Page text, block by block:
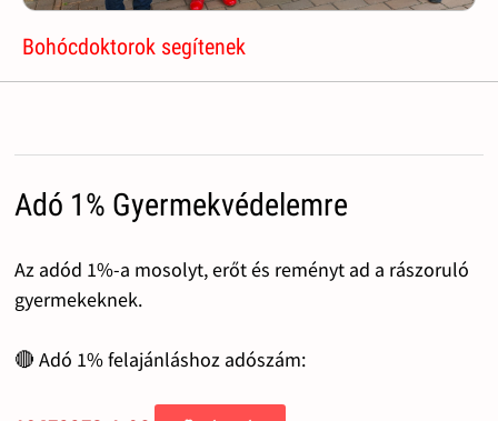
Bohócdoktorok segítenek
Adó 1% Gyermekvédelemre
Az adód 1%-a mosolyt, erőt és reményt ad a rászoruló
gyermekeknek.
🔴 Adó 1% felajánláshoz adószám: